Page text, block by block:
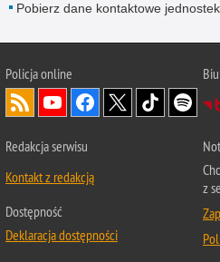
Pobierz dane kontaktowe
Policja online
Redakcja serwisu
Kontakt z redakcją
Dostępność
Deklaracja dostępności
z